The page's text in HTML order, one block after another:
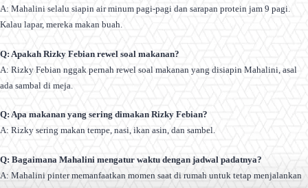
A: Mahalini selalu siapin air minum pagi-pagi dan sarapan protein jam 9 pagi.
Kalau lapar, mereka makan buah.
Q: Apakah Rizky Febian rewel soal makanan?
A: Rizky Febian nggak pernah rewel soal makanan yang disiapin Mahalini, asal
ada sambal di meja.
Q: Apa makanan yang sering dimakan Rizky Febian?
A: Rizky sering makan tempe, nasi, ikan asin, dan sambel.
Q: Bagaimana Mahalini mengatur waktu dengan jadwal padatnya?
A: Mahalini pinter memanfaatkan momen saat di rumah untuk tetap menjalankan